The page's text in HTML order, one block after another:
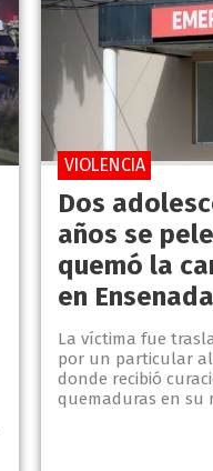
Dos
años se
quemó la
en Ensenada
La víctima fue
por un particular
donde recibió
quemaduras en su
VIOLENCIA